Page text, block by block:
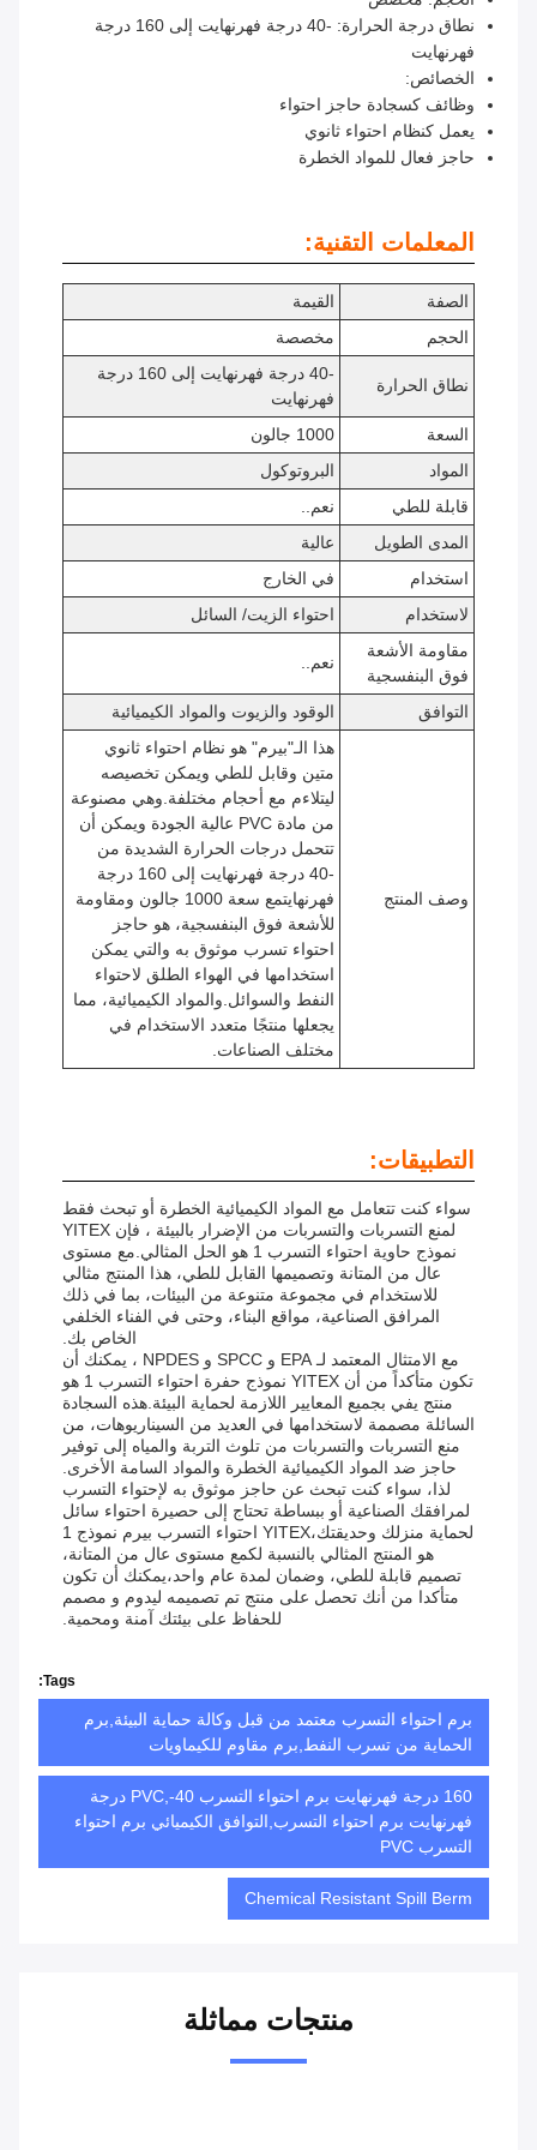
نطاق درجة الحرارة: -40 درجة فهرنهايت إلى 160 درجة
فهرنهايت
الخصائص:
وظائف كسجادة حاجز احتواء
يعمل كنظام احتواء ثانوي
حاجز فعال للمواد الخطرة
المعلمات التقنية:
الصفة
القيمة
الحجم
مخصصة
نطاق الحرارة
-40 درجة فهرنهايت إلى 160 درجة
فهرنهايت
السعة
1000 جالون
المواد
البروتوكول
قابلة للطي
نعم..
المدى الطويل
عالية
استخدام
في الخارج
لاستخدام
احتواء الزيت/ السائل
مقاومة الأشعة
فوق البنفسجية
نعم..
التوافق الوقود والزيوت والمواد الكيميائية
وصف المنتج
هذا الـ"بيرم" هو نظام احتواء ثانوي
متين وقابل للطي ويمكن تخصيصه
ليتلاءم مع أحجام مختلفة.وهي مصنوعة
من مادة PVC عالية الجودة ويمكن أن
تتحمل درجات الحرارة الشديدة من
-40 درجة فهرنهايت إلى 160 درجة
فهرنهايتمع سعة 1000 جالون ومقاومة
للأشعة فوق البنفسجية، هو حاجز
احتواء تسرب موثوق به والتي يمكن
استخدامها في الهواء الطلق لاحتواء
النفط والسوائل.والمواد الكيميائية، مما
يجعلها منتجًا متعدد الاستخدام في
مختلف الصناعات.
التطبيقات:
سواء كنت تتعامل مع المواد الكيميائية الخطرة أو تبحث فقط
لمنع التسربات والتسربات من الإضرار بالبيئة ، فإن YITEX
نموذج حاوية احتواء التسرب 1 هو الحل المثالي.مع مستوى
عال من المتانة وتصميمها القابل للطي، هذا المنتج مثالي
للاستخدام في مجموعة متنوعة من البيئات، بما في ذلك
المرافق الصناعية، مواقع البناء، وحتى في الفناء الخلفي
الخاص بك.
مع الامتثال المعتمد لـ EPA و SPCC و NPDES ، يمكنك أن
تكون متأكداً من أن YITEX نموذج حفرة احتواء التسرب 1 هو
منتج يفي بجميع المعايير اللازمة لحماية البيئة.هذه السجادة
السائلة مصممة لاستخدامها في العديد من السيناريوهات، من
منع التسربات والتسربات من تلوث التربة والمياه إلى توفير
حاجز ضد المواد الكيميائية الخطرة والمواد السامة الأخرى.
لذا، سواء كنت تبحث عن حاجز موثوق به لإحتواء التسرب
لمرافقك الصناعية أو ببساطة تحتاج إلى حصيرة احتواء سائل
لحماية منزلك وحديقتك،YITEX احتواء التسرب بيرم نموذج 1
هو المنتج المثالي بالنسبة لكمع مستوى عال من المتانة،
تصميم قابلة للطي، وضمان لمدة عام واحد،يمكنك أن تكون
متأكدا من أنك تحصل على منتج تم تصميمه ليدوم و مصمم
للحفاظ على بيئتك آمنة ومحمية.
Tags:
برم احتواء التسرب معتمد من قبل وكالة حماية البيئة,برم
الحماية من تسرب النفط,برم مقاوم للكيماويات
160 درجة فهرنهايت برم احتواء التسرب PVC,-40 درجة
فهرنهايت برم احتواء التسرب,التوافق الكيميائي برم احتواء
التسرب PVC
Chemical Resistant Spill Berm
منتجات مماثلة